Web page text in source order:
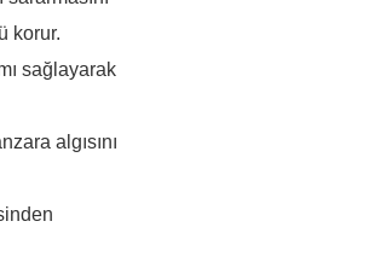
korur.
sağlayarak
algısını